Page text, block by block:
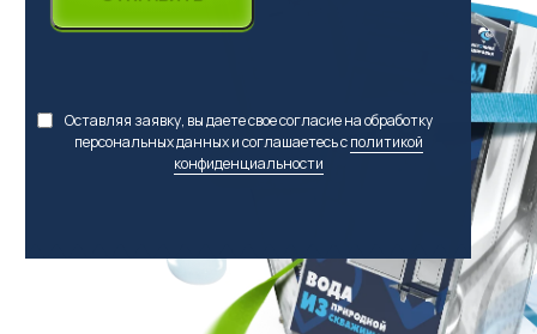
Оставляя заявку, вы даете свое согласие на обработку
персональных данных и соглашаетесь сполитикой
конфиденциальности